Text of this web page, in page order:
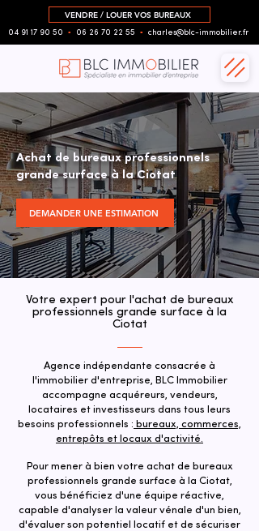
VENDRE / LOUER VOS BUREAUX
04 91 17 90 50 ▪︎ 06 26 70 22 55 ▪︎ charles@blc-immobilier.fr
Achat de bureaux professionnels
grande surface à la Ciotat
DEMANDER UNE ESTIMATION
Votre expert pour l'achat de bureaux
professionnels grande surface à la
Ciotat
Agence indépendante consacrée à
l'immobilier d'entreprise, BLC Immobilier
accompagne acquéreurs, vendeurs,
locataires et investisseurs dans tous leurs
besoins professionnels : bureaux, commerces,
entrepôts et locaux d'activité.
Pour mener à bien votre achat de bureaux
professionnels grande surface à la Ciotat,
vous bénéficiez d'une équipe réactive,
capable d'analyser la valeur vénale d'un bien,
d'évaluer son potentiel locatif et de sécuriser